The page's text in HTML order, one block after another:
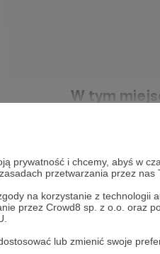
prywatność i chcemy, abyś w
przetwarzania przez nas
na korzystanie z technologii
przez Crowd8 sp. z o.o. oraz
lub zmienić swoje
W tym